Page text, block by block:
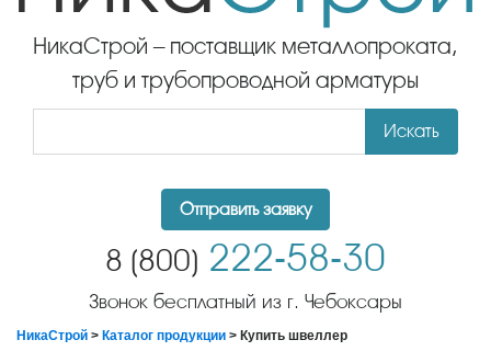
НикаСтрой – поставщик металлопроката,
труб и трубопроводной арматуры
Искать
Отправить заявку
8 (800) 222-58-30
Звонок бесплатный из г. Чебоксары
НикаСтрой > Каталог продукции > Купить швеллер